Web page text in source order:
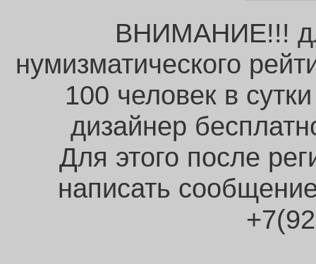
ВНИМАНИЕ!!!
нумизматического
100 человек в
дизайнер
Для этого после
написать